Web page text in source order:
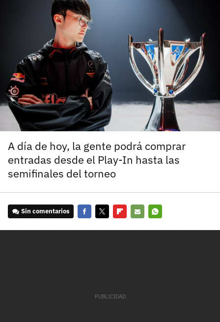
A día de hoy, la gente podrá comprar
entradas desde el Play-In hasta las
semifinales del torneo
Sin comentarios
¿Todavía no tienes cuenta?
Regístrate gratis
El inicio de sesión con Facebook ya no está
disponible, pero puedes seguir usando tu cuenta
de 3DJuegos:
Recupera tu acceso con Facebook
carácter inicial), pero no mayúsculas, espacios, tildes
o caracteres especiales.
He leído y acepto la
politica de privacidad y
de participación
Registrarse en 3DJuegos
Entra con Google
¿Ya tienes cuenta?